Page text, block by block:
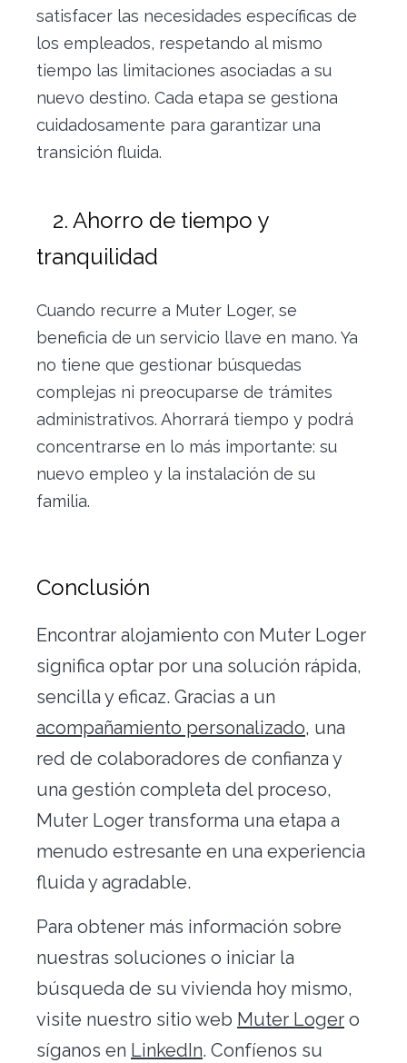
satisfacer las necesidades específicas de
los empleados, respetando al mismo
tiempo las limitaciones asociadas a su
nuevo destino. Cada etapa se gestiona
cuidadosamente para garantizar una
transición fluida.
2. Ahorro de tiempo y
tranquilidad
Cuando recurre a Muter Loger, se
beneficia de un servicio llave en mano. Ya
no tiene que gestionar búsquedas
complejas ni preocuparse de trámites
administrativos. Ahorrará tiempo y podrá
concentrarse en lo más importante: su
nuevo empleo y la instalación de su
familia.
Conclusión
Encontrar alojamiento con Muter Loger
significa optar por una solución rápida,
sencilla y eficaz. Gracias a un
acompañamiento personalizado, una
red de colaboradores de confianza y
una gestión completa del proceso,
Muter Loger transforma una etapa a
menudo estresante en una experiencia
fluida y agradable.
Para obtener más información sobre
nuestras soluciones o iniciar la
búsqueda de su vivienda hoy mismo,
visite nuestro sitio web Muter Loger o
síganos en LinkedIn. Confíenos su